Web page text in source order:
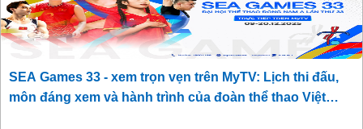
SEA Games 33 - xem trọn vẹn trên MyTV: Lịch thi đấu,
môn đáng xem và hành trình của đoàn thể thao Việt